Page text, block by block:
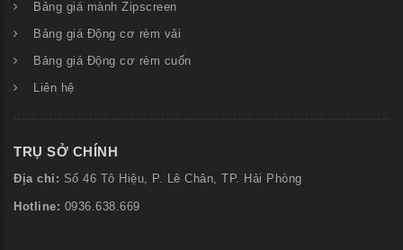
Bảng giá mành Zipscreen
Bảng giá Động cơ rèm vải
Bảng giá Động cơ rèm cuốn
Liên hệ
TRỤ SỞ CHÍNH
Địa chỉ: Số 46 Tô Hiệu, P. Lê Chân, TP. Hải Phòng
Hotline: 0936.638.669